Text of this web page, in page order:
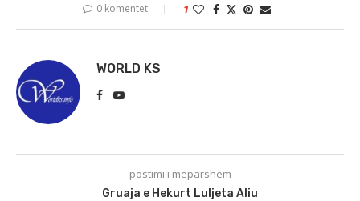
0 komentet 1
WORLD KS
postimi i mëparshëm
Gruaja e Hekurt Luljeta Aliu